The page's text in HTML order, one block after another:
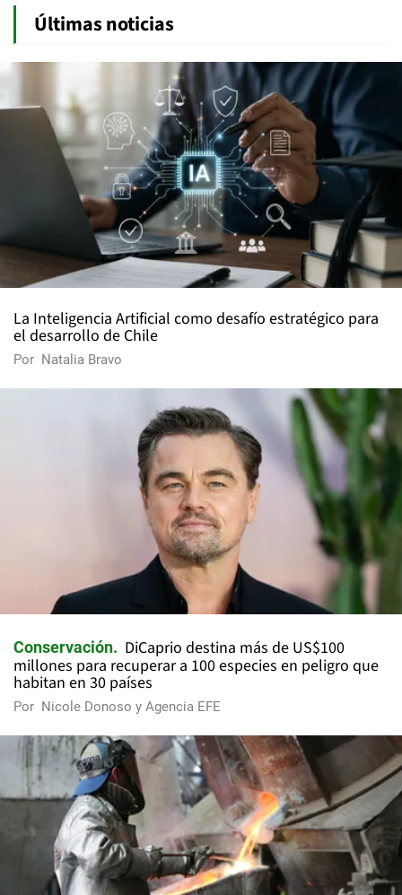
Últimas noticias
La Inteligencia Artificial como desafío estratégico para
el desarrollo de Chile
Por Natalia Bravo
Conservación
DiCaprio destina más de US$100
millones para recuperar a 100 especies en peligro que
habitan en 30 países
Por Nicole Donoso y Agencia EFE